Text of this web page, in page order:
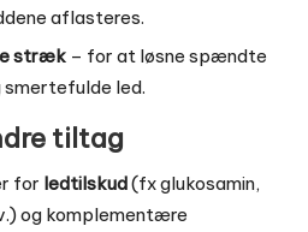
aflasteres.
stræk – for at løsne spændte
smertefulde led.
tiltag
for ledtilskud(fx glukosamin,
og komplementære